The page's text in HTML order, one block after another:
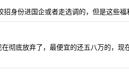
身份进国企或者走选调的，但是这些福
彻底放弃了，最便宜的还五八万的，现